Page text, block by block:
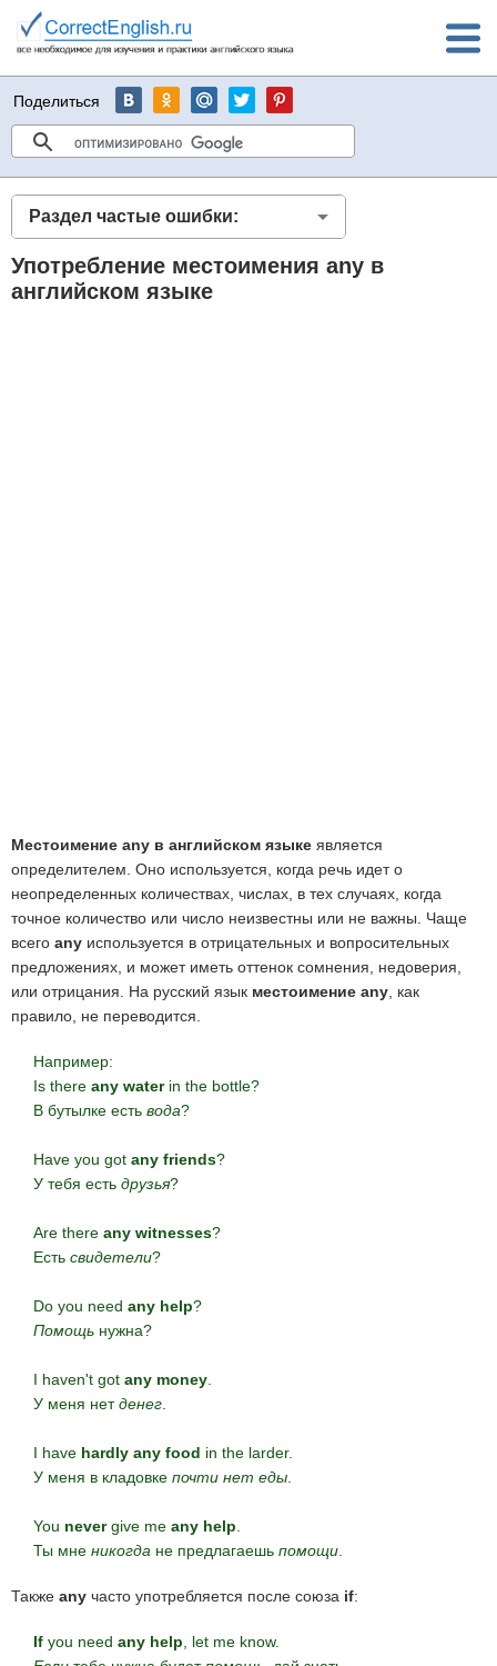
Поделиться
Раздел частые ошибки:
Употребление местоимения any в
английском языке
Местоимение any в английском языке является
определителем. Оно используется, когда речь идет о
неопределенных количествах, числах, в тех случаях, когда
точное количество или число неизвестны или не важны. Чаще
всего any используется в отрицательных и вопросительных
предложениях, и может иметь оттенок сомнения, недоверия,
или отрицания. На русский язык местоимение any, как
правило, не переводится.
Например:
Is there any waterin the bottle?
В бутылке есть вода?
Have you got any friends?
У тебя есть друзья?
Are there any witnesses?
Есть свидетели?
Do you need any help?
Помощь нужна?
I haven't got any money.
У меня нетденег.
I have hardly any food in the larder.
У меня в кладовке почти нет еды.
You nevergive me any help.
Ты мне никогда не предлагаешь помощи.
Также any часто употребляется после союза if:
If you need any help, let me know.